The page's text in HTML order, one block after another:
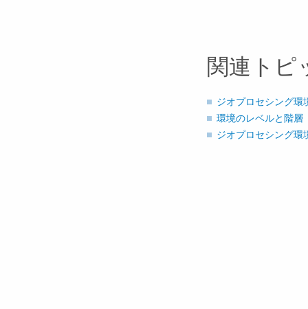
関連トピ
ジオプロセシング環
環境のレベルと階層
ジオプロセシング環